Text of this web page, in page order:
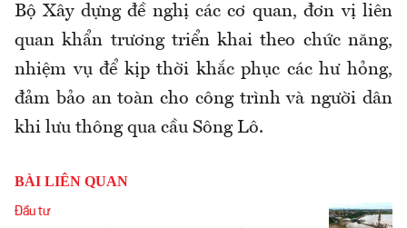
Bộ Xây dựng đề nghị các cơ quan, đơn vị liên
quan khẩn trương triển khai theo chức năng,
nhiệm vụ để kịp thời khắc phục các hư hỏng,
đảm bảo an toàn cho công trình và người dân
khi lưu thông qua cầu Sông Lô.
BÀI LIÊN QUAN
Đầu tư